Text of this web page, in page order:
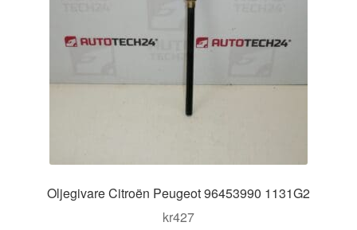
Oljegivare Citroën Peugeot 96453990 1131G2
kr427